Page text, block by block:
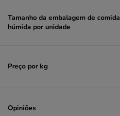
Fleischeslust
Grau
Hardys
Tamanho da embalagem de comida
húmida por unidade
Preço por kg
Opiniões